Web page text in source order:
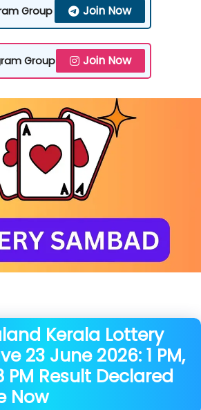
Group Join Now
Group Join Now
Kerala Lottery
23 June 2026: 1 PM,
PM Result Declared
Now